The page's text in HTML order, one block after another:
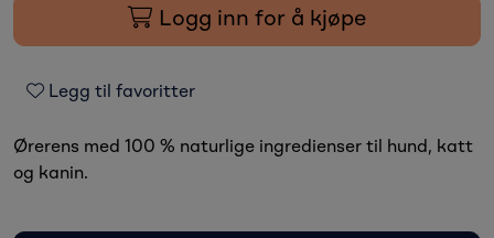
Logg inn for å kjøpe
Legg til favoritter
Ørerens med 100 % naturlige ingredienser til hund, katt
og kanin.